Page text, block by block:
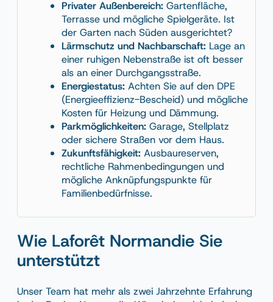
Privater Außenbereich: Gartenfläche,
Terrasse und mögliche Spielgeräte. Ist
der Garten nach Süden ausgerichtet?
Lärmschutz und Nachbarschaft: Lage an
einer ruhigen Nebenstraße ist oft besser
als an einer Durchgangsstraße.
Energiestatus: Achten Sie auf den DPE
(Energieeffizienz-Bescheid) und mögliche
Kosten für Heizung und Dämmung.
Parkmöglichkeiten: Garage, Stellplatz
oder sichere Straßen vor dem Haus.
Zukunftsfähigkeit: Ausbaureserven,
rechtliche Rahmenbedingungen und
mögliche Anknüpfungspunkte für
Familienbedürfnisse.
Wie Laforêt Normandie Sie
unterstützt
Unser Team hat mehr als zwei Jahrzehnte Erfahrung